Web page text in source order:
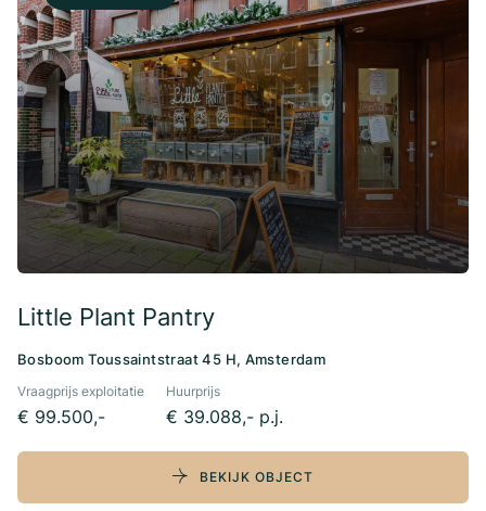
Little Plant Pantry
Bosboom Toussaintstraat 45 H, Amsterdam
Vraagprijs exploitatie
€ 99.500,-
Huurprijs
€ 39.088,- p.j.
BEKIJK OBJECT